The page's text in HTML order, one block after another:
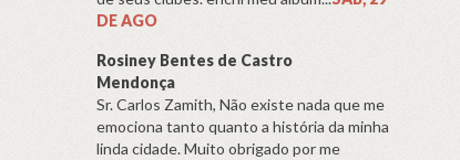
DE AGO
Rosiney Bentes de Castro
Mendonça
Sr. Carlos Zamith, Não existe nada que me
emociona tanto quanto a história da minha
linda cidade. Muito obrigado por me